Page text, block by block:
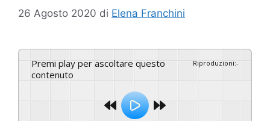
26 Agosto 2020 di Elena Franchini
Premi play per ascoltare questo
contenuto
Riproduzioni:-